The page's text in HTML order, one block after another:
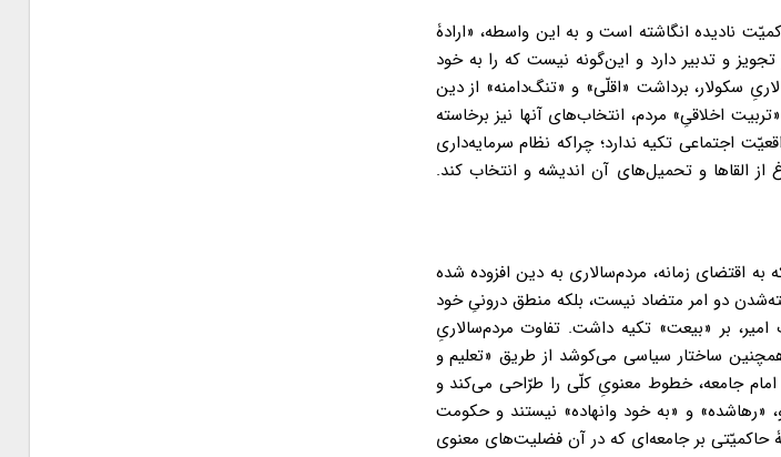
نادیده انگاشته است و به این واسطه، «ارادۀ
و تدبیر دارد و این‌گونه نیست که را به خود
سکولار، برداشت «اقلّی» و «تنگ‌دامنه» از دین
اخلاقیِ» مردم، انتخاب‌های آنها نیز برخاسته
اجتماعی تکیه ندارد؛ چراکه نظام سرمایه‌داری
القاها و تحمیل‌های آن اندیشه و انتخاب کند.
اقتضای زمانه، مردم‌سالاری به دین افزوده شده
دو امر متضاد نیست، بلکه منطق درونیِ خود
بر «بیعت» تکیه داشت. تفاوت مردم‌سالاریِ
ساختار سیاسی می‌کوشد از طریق «تعلیم و
جامعه، خطوط معنویِ کلّی را طرّاحی می‌کند و
«رهاشده» و «به‌ خود وانهاده» نیستند و حکومت
حاکمیّتی بر جامعه‌ای که در آن فضلیت‌های معنوی